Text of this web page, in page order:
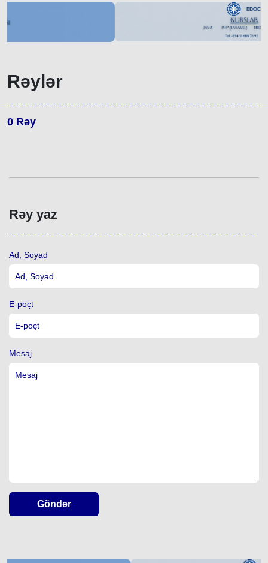
Rəylər
0 Rəy
Rəy yaz
Ad, Soyad
E-poçt
Mesaj
Göndər